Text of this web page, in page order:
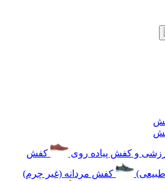
و کفش پیاده روی
کفش
کفش مردانه (غیر چرم)